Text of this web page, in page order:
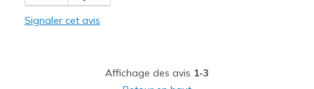
Signaler cet avis
Affichage des avis 1-3